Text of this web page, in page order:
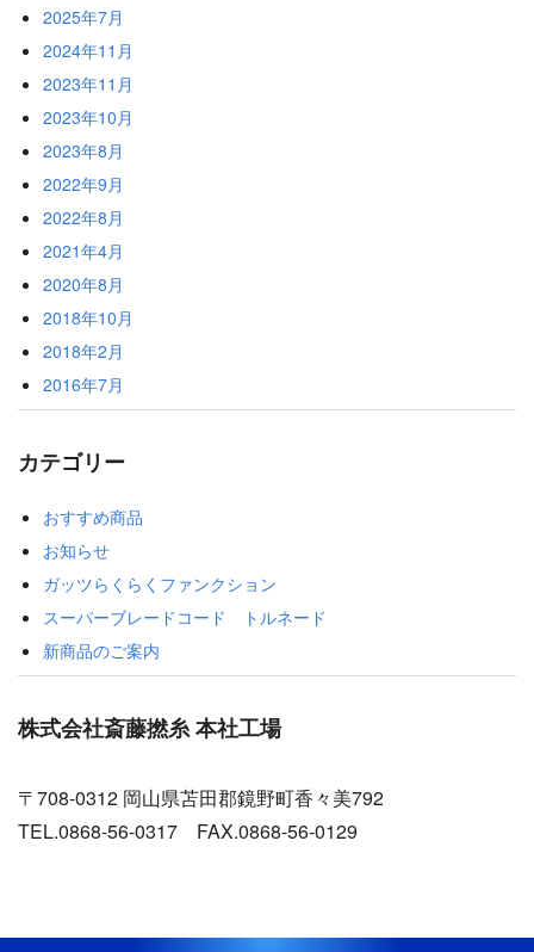
2025年7月
2024年11月
2023年11月
2023年10月
2023年8月
2022年9月
2022年8月
2021年4月
2020年8月
2018年10月
2018年2月
2016年7月
カテゴリー
おすすめ商品
お知らせ
ガッツらくらくファンクション
スーパーブレードコード トルネード
新商品のご案内
株式会社斎藤撚糸 本社工場
〒708-0312 岡山県苫田郡鏡野町香々美792
TEL.0868-56-0317 FAX.0868-56-0129